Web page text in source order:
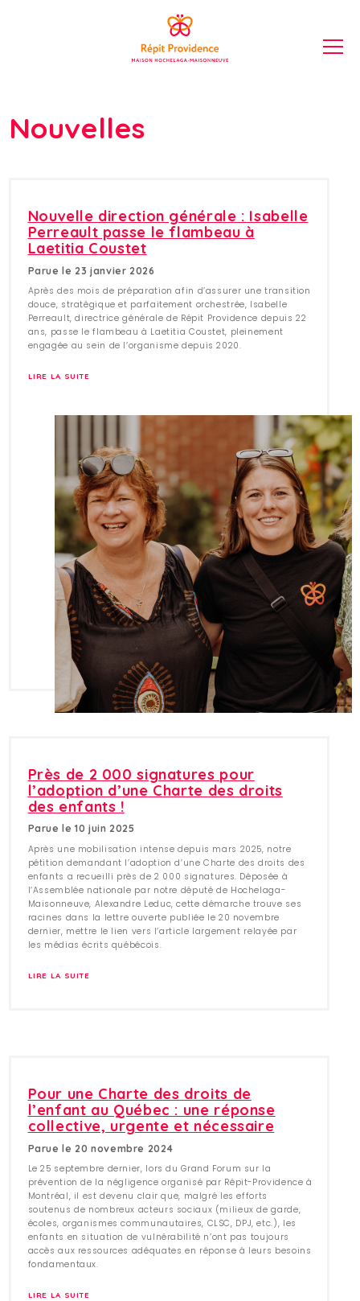
Nouvelles
Nouvelle direction générale : Isabelle
Perreault passe le flambeau à
Laetitia Coustet
Parue le 23 janvier 2026
Après des mois de préparation afin d’assurer une transition
douce, stratégique et parfaitement orchestrée, Isabelle
Perreault, directrice générale de Répit Providence depuis 22
ans, passe le flambeau à Laetitia Coustet, pleinement
engagée au sein de l’organisme depuis 2020.
LIRE LA SUITE
Près de 2 000 signatures pour
l’adoption d’une Charte des droits
des enfants !
Parue le 10 juin 2025
Après une mobilisation intense depuis mars 2025, notre
pétition demandant l’adoption d’une Charte des droits des
enfants a recueilli près de 2 000 signatures. Déposée à
l’Assemblée nationale par notre député de Hochelaga-
Maisonneuve, Alexandre Leduc, cette démarche trouve ses
racines dans la lettre ouverte publiée le 20 novembre
dernier, mettre le lien vers l’article largement relayée par
les médias écrits québécois.
LIRE LA SUITE
Pour une Charte des droits de
l’enfant au Québec : une réponse
collective, urgente et nécessaire
Parue le 20 novembre 2024
Le 25 septembre dernier, lors du Grand Forum sur la
prévention de la négligence organisé par Répit-Providence à
Montréal, il est devenu clair que, malgré les efforts
soutenus de nombreux acteurs sociaux (milieux de garde,
écoles, organismes communautaires, CLSC, DPJ, etc.), les
enfants en situation de vulnérabilité n’ont pas toujours
accès aux ressources adéquates en réponse à leurs besoins
fondamentaux.
LIRE LA SUITE